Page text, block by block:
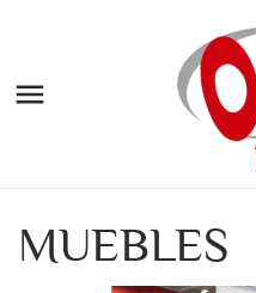

MUEBLES